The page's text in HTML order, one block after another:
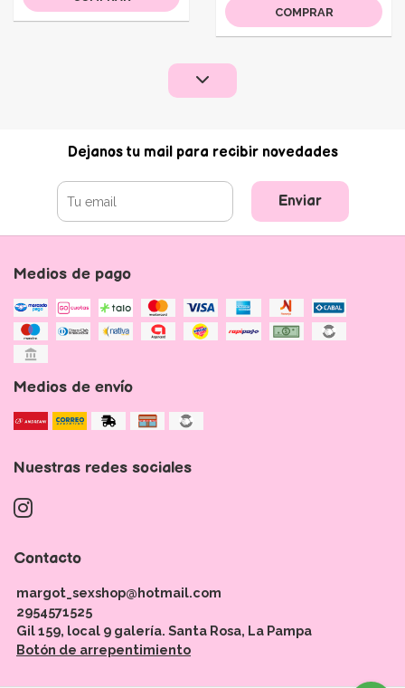
COMPRAR
Dejanos tu mail para recibir novedades
Enviar
Medios de pago
Medios de envío
Nuestras redes sociales
Contacto
margot_sexshop@hotmail.com
2954571525
Gil 159, local 9 galería. Santa Rosa, La Pampa
Botón de arrepentimiento